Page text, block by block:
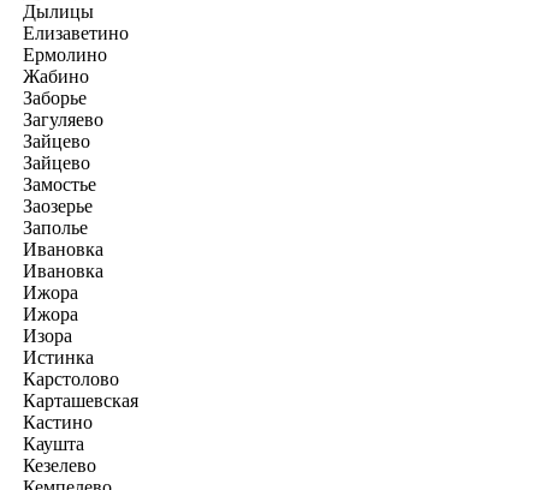
Дылицы
Елизаветино
Ермолино
Жабино
Заборье
Загуляево
Зайцево
Зайцево
Замостье
Заозерье
Заполье
Ивановка
Ивановка
Ижора
Ижора
Изора
Истинка
Карстолово
Карташевская
Кастино
Каушта
Кезелево